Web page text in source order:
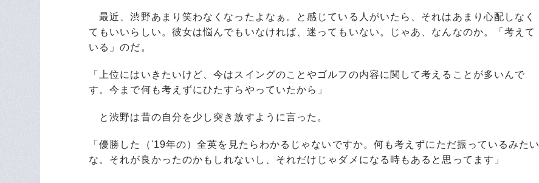
最近、渋野あまり笑わなくなったよなぁ。と感じている人がいたら、それはあまり心配しなく
てもいいらしい。彼女は悩んでもいなければ、迷ってもいない。じゃあ、なんなのか。「考えて
いる」のだ。
「上位にはいきたいけど、今はスイングのことやゴルフの内容に関して考えることが多いんで
す。今まで何も考えずにひたすらやっていたから」
と渋野は昔の自分を少し突き放すように言った。
「優勝した（'19年の）全英を見たらわかるじゃないですか。何も考えずにただ振っているみたい
な。それが良かったのかもしれないし、それだけじゃダメになる時もあると思ってます」